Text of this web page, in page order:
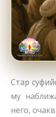
Стар
му
него,